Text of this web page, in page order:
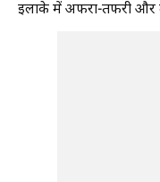
इलाके में अफरा-तफरी और